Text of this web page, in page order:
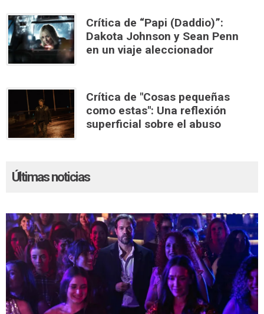
Crítica de “Papi (Daddio)”:
Dakota Johnson y Sean Penn
en un viaje aleccionador
Crítica de "Cosas pequeñas
como estas": Una reflexión
superficial sobre el abuso
Últimas noticias